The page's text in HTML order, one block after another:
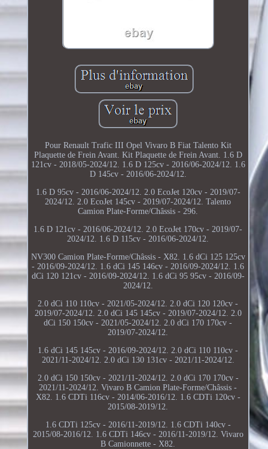
Pour Renault Trafic III Opel Vivaro B Fiat Talento Kit
Plaquette de Frein Avant. Kit Plaquette de Frein Avant. 1.6 D
121cv - 2018/05-2024/12. 1.6 D 125cv - 2016/06-2024/12. 1.6
D 145cv - 2016/06-2024/12.
1.6 D 95cv - 2016/06-2024/12. 2.0 EcoJet 120cv - 2019/07-
2024/12. 2.0 EcoJet 145cv - 2019/07-2024/12. Talento
Camion Plate-Forme/Châssis - 296.
1.6 D 121cv - 2016/06-2024/12. 2.0 EcoJet 170cv - 2019/07-
2024/12. 1.6 D 115cv - 2016/06-2024/12.
NV300 Camion Plate-Forme/Châssis - X82. 1.6 dCi 125 125cv
- 2016/09-2024/12. 1.6 dCi 145 146cv - 2016/09-2024/12. 1.6
dCi 120 121cv - 2016/09-2024/12. 1.6 dCi 95 95cv - 2016/09-
2024/12.
2.0 dCi 110 110cv - 2021/05-2024/12. 2.0 dCi 120 120cv -
2019/07-2024/12. 2.0 dCi 145 145cv - 2019/07-2024/12. 2.0
dCi 150 150cv - 2021/05-2024/12. 2.0 dCi 170 170cv -
2019/07-2024/12.
1.6 dCi 145 145cv - 2016/09-2024/12. 2.0 dCi 110 110cv -
2021/11-2024/12. 2.0 dCi 130 131cv - 2021/11-2024/12.
2.0 dCi 150 150cv - 2021/11-2024/12. 2.0 dCi 170 170cv -
2021/11-2024/12. Vivaro B Camion Plate-Forme/Châssis -
X82. 1.6 CDTi 116cv - 2014/06-2016/12. 1.6 CDTi 120cv -
2015/08-2019/12.
1.6 CDTi 125cv - 2016/11-2019/12. 1.6 CDTi 140cv -
2015/08-2016/12. 1.6 CDTi 146cv - 2016/11-2019/12. Vivaro
B Camionnette - X82.